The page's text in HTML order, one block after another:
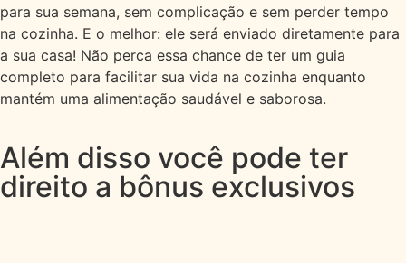
para sua semana, sem complicação e sem perder tempo
na cozinha. E o melhor: ele será enviado diretamente para
a sua casa! Não perca essa chance de ter um guia
completo para facilitar sua vida na cozinha enquanto
mantém uma alimentação saudável e saborosa.
Além disso você pode ter
direito a bônus exclusivos